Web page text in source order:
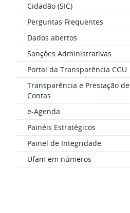
Cidadão (SIC)
Perguntas Frequentes
Dados abertos
Sanções Administrativas
Portal da Transparência CGU
Transparência e Prestação de
Contas
e-Agenda
Painéis Estratégicos
Painel de Integridade
Ufam em números